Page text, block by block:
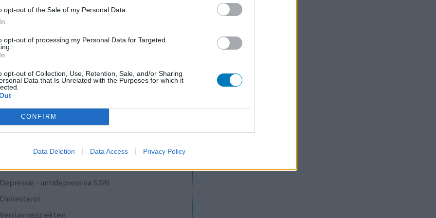
opt-out of the Sale of my Personal Data.
opt-out of processing my Personal Data for Targeted
opt-out of Collection, Use, Retention, Sale, and/or Sharing
Data that Is Unrelated with the Purposes for which it
CONFIRM
Data Deletion Data Access Privacy Policy
de maximum dosis van 50 mg per dag,
zijn ze goed (zowel bloedcellen als
1
Anticonceptie - overig
Depressie - antidepressiva SSRI
Depressie - antidepressiva SSRI
Cholesterol
Verslavingsziekten